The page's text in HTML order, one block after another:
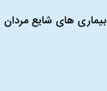
بیماری‌ های شایع مردان